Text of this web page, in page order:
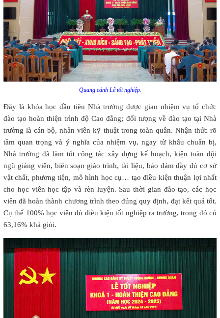
Quang cảnh Lễ tốt nghiệp.
Đây là khóa học đầu tiên Nhà trường được giao nhiệm vụ tổ chức
đào tạo hoàn thiện trình độ Cao đẳng; đối tượng về đào tạo tại Nhà
trường là cán bộ, nhân viên kỹ thuật trong toàn quân. Nhận thức rõ
tầm quan trọng và ý nghĩa của nhiệm vụ, ngay từ khâu chuẩn bị,
Nhà trường đã làm tốt công tác xây dựng kế hoạch, kiện toàn đội
ngũ giảng viên, biên soạn giáo trình, tài liệu, bảo đảm đầy đủ cơ sở
vật chất, phương tiện, mô hình học cụ… tạo điều kiện thuận lợi nhất
cho học viên học tập và rèn luyện. Sau thời gian đào tạo, các học
viên đã hoàn thành chương trình theo đúng quy định, đạt kết quả tốt.
Cụ thể 100% học viên đủ điều kiện tốt nghiệp ra trường, trong đó có
63,16% khá giỏi.